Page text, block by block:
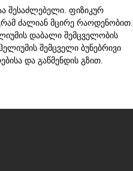
შესაძლებელი. ფიზიკურ
ძალიან მცირე რაოდენობით.
დაბალი შემცველობის
შემცველი ბუნებრივი
და გაწმენდის გზით.